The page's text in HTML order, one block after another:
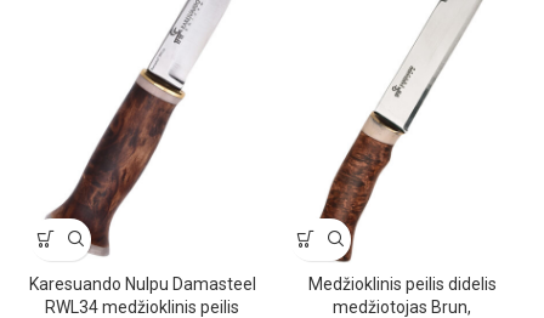
Karesuando Nulpu Damasteel
RWL34 medžioklinis peilis
Medžioklinis peilis didelis
medžiotojas Brun,